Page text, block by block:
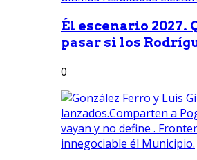
Él escenario 2027.
pasar si los
0